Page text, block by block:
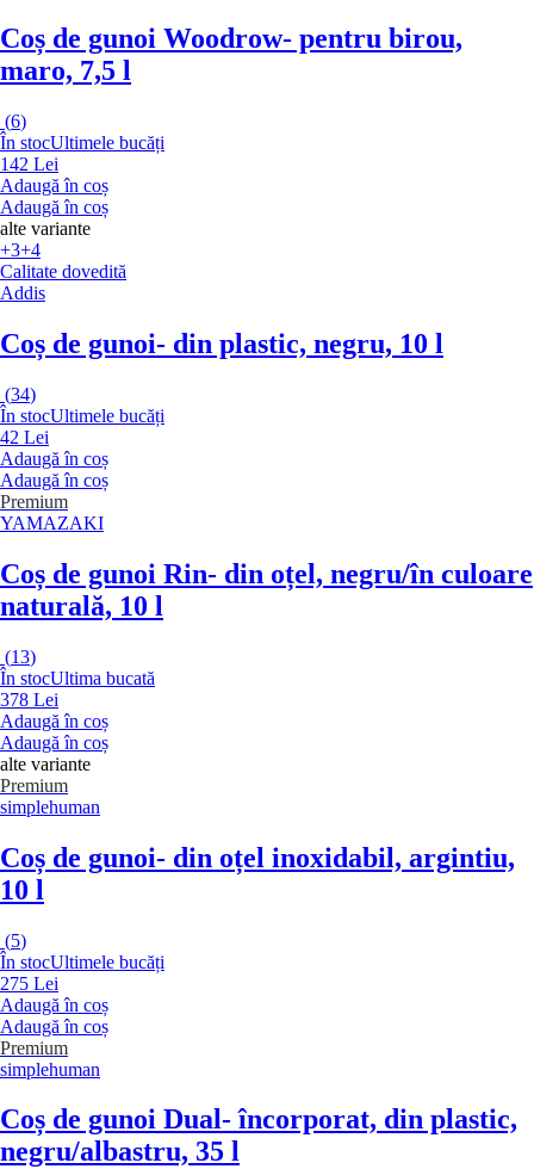
Coș de gunoi Woodrow- pentru birou,
maro, 7,5 l
(6)
În stocUltimele bucăți
142 Lei
Adaugă în coș
Adaugă în coș
alte variante
+3+4
Calitate dovedită
Addis
Coș de gunoi- din plastic, negru, 10 l
(34)
În stocUltimele bucăți
42 Lei
Adaugă în coș
Adaugă în coș
Premium
YAMAZAKI
Coș de gunoi Rin- din oțel, negru/în culoare
naturală, 10 l
(13)
În stocUltima bucată
378 Lei
Adaugă în coș
Adaugă în coș
alte variante
Premium
simplehuman
Coș de gunoi- din oțel inoxidabil, argintiu,
10 l
(5)
În stocUltimele bucăți
275 Lei
Adaugă în coș
Adaugă în coș
Premium
simplehuman
Coș de gunoi Dual- încorporat, din plastic,
negru/albastru, 35 l